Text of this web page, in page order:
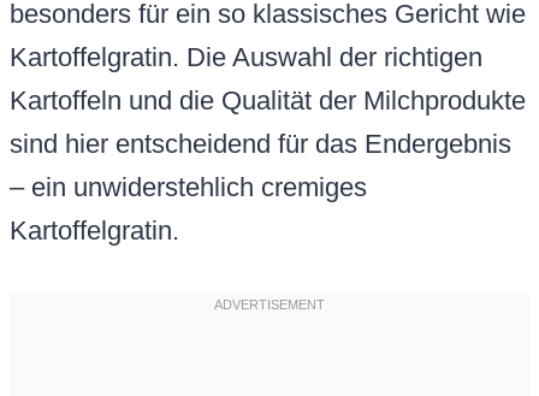
besonders für ein so klassisches Gericht wie
Kartoffelgratin. Die Auswahl der richtigen
Kartoffeln und die Qualität der Milchprodukte
sind hier entscheidend für das Endergebnis
– ein unwiderstehlich cremiges
Kartoffelgratin.